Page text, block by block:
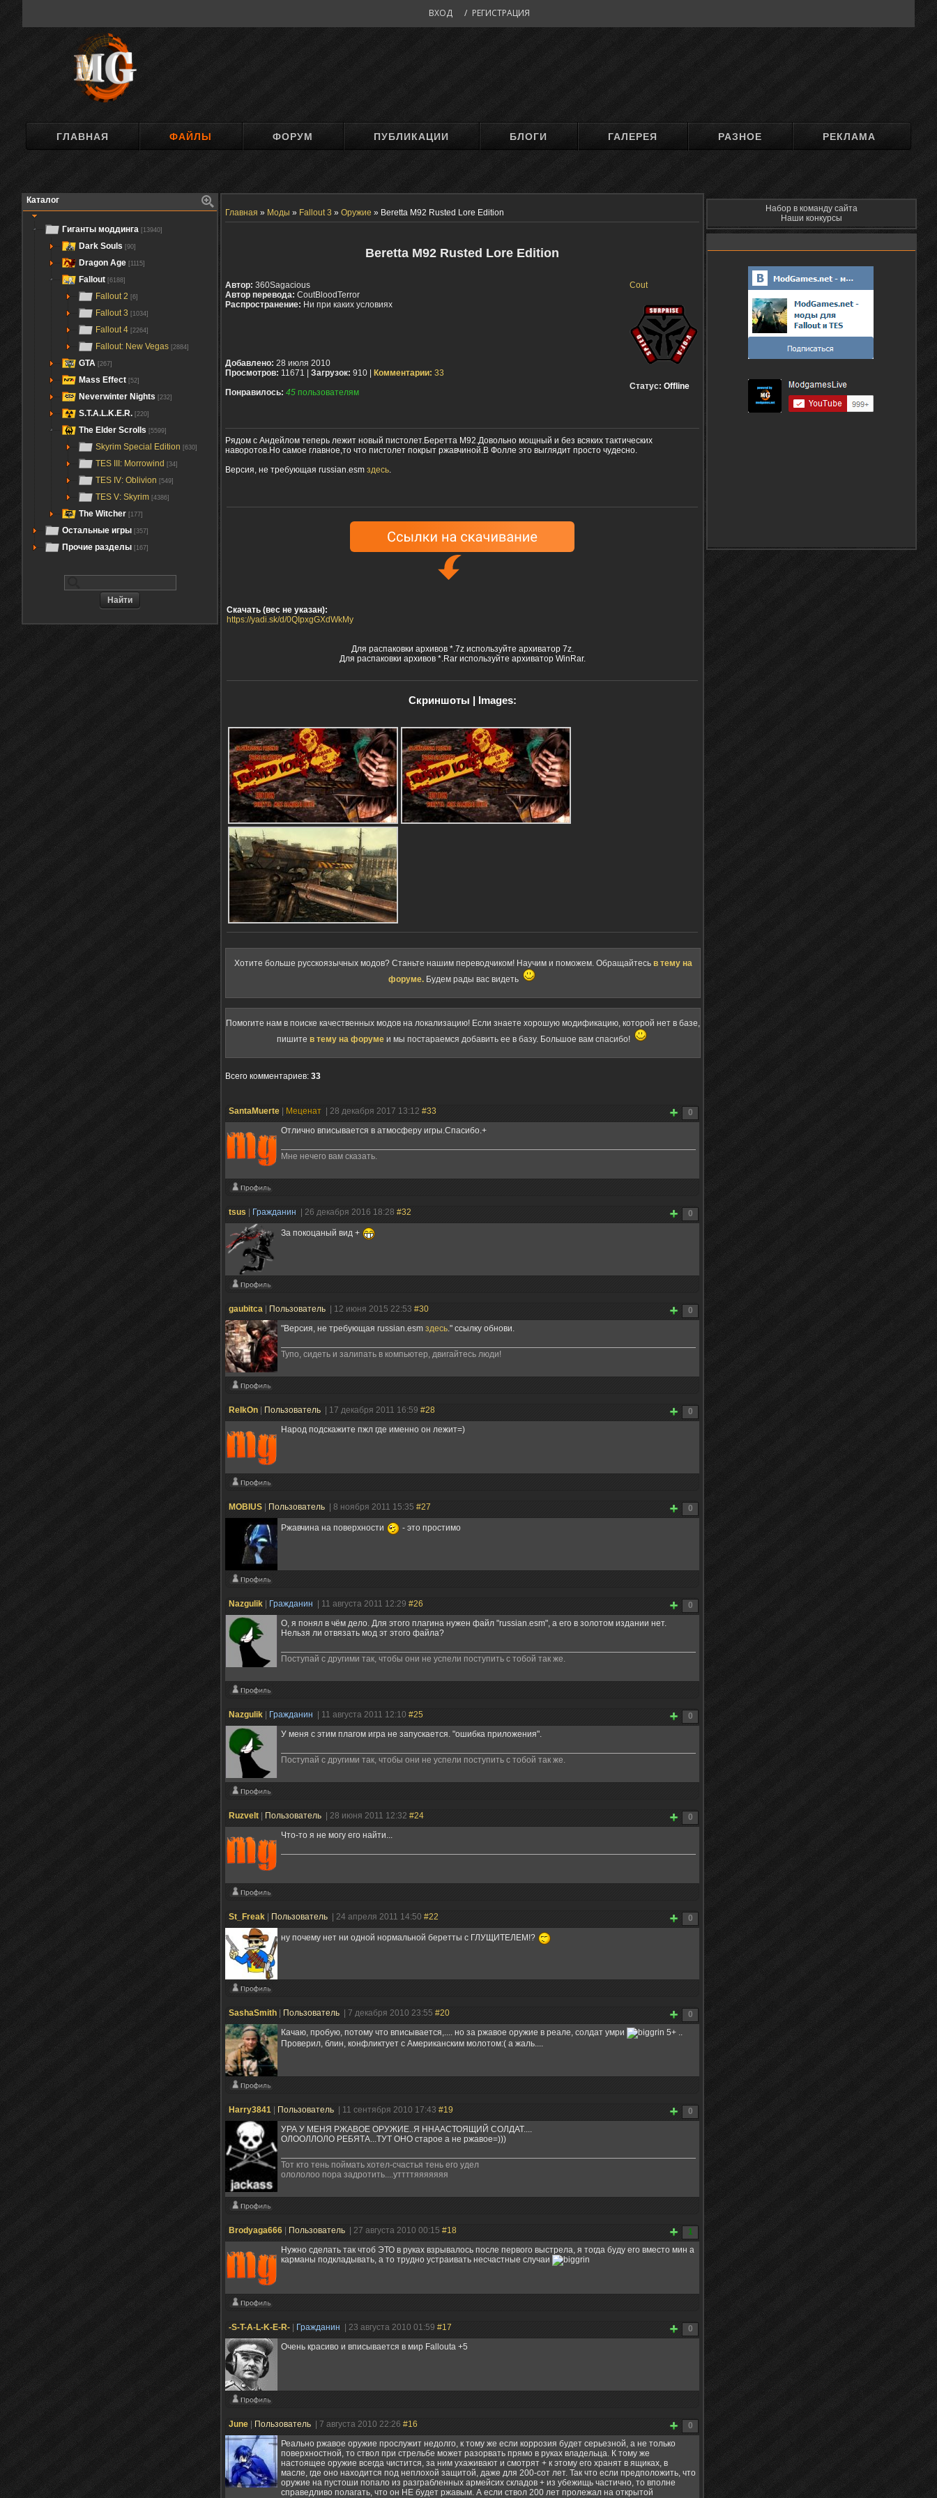
ВХОД / РЕГИСТРАЦИЯ
ГЛАВНАЯ ФАЙЛЫ ФОРУМ ПУБЛИКАЦИИ БЛОГИ ГАЛЕРЕЯ РАЗНОЕ РЕКЛАМА
Каталог
Гиганты моддинга [13940]
Dark Souls [90]
Dragon Age [1115]
Fallout [6188]
Fallout 2 [6]
Fallout 3 [1034]
Fallout 4 [2264]
Fallout: New Vegas [2884]
GTA [267]
Mass Effect [52]
Neverwinter Nights [232]
S.T.A.L.K.E.R. [220]
The Elder Scrolls [5599]
Skyrim Special Edition [630]
TES III: Morrowind [34]
TES IV: Oblivion [549]
TES V: Skyrim [4386]
The Witcher [177]
Остальные игры [357]
Прочие разделы [167]
Главная » Моды » Fallout 3 » Оружие » Beretta М92 Rusted Lore Edition
Beretta М92 Rusted Lore Edition
Cout
Статус: Offline
Автор: 360Sagacious
Автор перевода: CoutBloodTerror
Распространение: Ни при каких условиях
Добавлено: 28 июля 2010
Просмотров: 11671 | Загрузок: 910 | Комментарии: 33
Понравилось: 45 пользователям
Рядом с Андейлом теперь лежит новый пистолет.Беретта М92.Довольно мощный и без всяких тактических
наворотов.Но самое главное,то что пистолет покрыт ржавчиной.В Фолле это выглядит просто чудесно.
Версия, не требующая russian.esm здесь.
Скачать (вес не указан):
https://yadi.sk/d/0QIpxgGXdWkMy
Для распаковки архивов *.7z используйте архиватор 7z.
Для распаковки архивов *.Rar используйте архиватор WinRar.
Скриншоты | Images:
Хотите больше русскоязычных модов? Станьте нашим переводчиком! Научим и поможем. Обращайтесь в тему на
форуме. Будем рады вас видеть
Помогите нам в поиске качественных модов на локализацию! Если знаете хорошую модификацию, которой нет в базе,
пишите в тему на форуме и мы постараемся добавить ее в базу. Большое вам спасибо!
Всего комментариев: 33
0
SantaMuerte Меценат | 28 декабря 2017 13:12 #33
Отлично вписывается в атмосферу игры.Спасибо.+
Мне нечего вам сказать.
0
tsus Гражданин | 26 декабря 2016 18:28 #32
За покоцаный вид +
0
gaubitca Пользователь | 12 июня 2015 22:53 #30
"Версия, не требующая russian.esm здесь." ссылку обнови.
Тупо, сидеть и залипать в компьютер, двигайтесь люди!
0
ReIkOn Пользователь | 17 декабря 2011 16:59 #28
Народ подскажите пжл где именно он лежит=)
0
MOBIUS Пользователь | 8 ноября 2011 15:35 #27
Ржавчина на поверхности - это простимо
0
Nazgulik Гражданин | 11 августа 2011 12:29 #26
О, я понял в чём дело. Для этого плагина нужен файл "russian.esm", а его в золотом издании нет.
Нельзя ли отвязать мод эт этого файла?
Поступай с другими так, чтобы они не успели поступить с тобой так же.
0
Nazgulik Гражданин | 11 августа 2011 12:10 #25
У меня с этим плагом игра не запускается. "ошибка приложения".
Поступай с другими так, чтобы они не успели поступить с тобой так же.
0
Ruzvelt Пользователь | 28 июня 2011 12:32 #24
Что-то я не могу его найти...
0
St_Freak Пользователь | 24 апреля 2011 14:50 #22
ну почему нет ни одной нормальной беретты с ГЛУЩИТЕЛЕМ!?
0
SashaSmith Пользователь | 7 декабря 2010 23:55 #20
Качаю, пробую, потому что вписывается,.... но за ржавое оружие в реале, солдат умри
5+ ..
Проверил, блин, конфликтует с Американским молотом:( а жаль....
0
Harry3841 Пользователь | 11 сентября 2010 17:43 #19
УРА У МЕНЯ РЖАВОЕ ОРУЖИЕ..Я ННААСТОЯЩИЙ СОЛДАТ....
ОЛООЛЛОЛО РЕБЯТА...ТУТ ОНО старое а не ржавое=)))
Тот кто тень поймать хотел-счастья тень его удел
олололоо пора задротить....уттттяяяяяяя
1
Brodyaga666 Пользователь | 27 августа 2010 00:15 #18
Нужно сделать так чтоб ЭТО в руках взрывалось после первого выстрела, я тогда буду его вместо мин а
карманы подкладывать, а то трудно устраивать несчастные случаи
0
-S-T-A-L-K-E-R- Гражданин | 23 августа 2010 01:59 #17
Очень красиво и вписывается в мир Fallouta +5
0
June Пользователь | 7 августа 2010 22:26 #16
Реально ржавое оружие прослужит недолго, к тому же если коррозия будет серьезной, а не только
поверхностной, то ствол при стрельбе может разорвать прямо в руках владельца. К тому же
настоящее оружие всегда чистится, за ним ухаживают и смотрят + к этому его хранят в ящиках, в
масле, где оно находится под неплохой защитой, даже для 200-сот лет. Так что если предположить, что
оружие на пустоши попало из разграбленных армейсих складов + из убежищь частично, то вполне
справедливо полагать, что он НЕ будет ржавым. А если ствол 200 лет пролежал на открытой
Набор в команду сайта
Наши конкурсы